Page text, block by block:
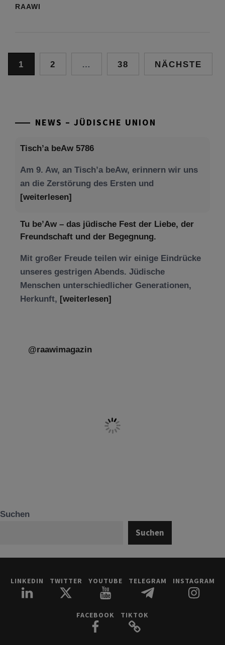
RAAWI
Seitennummerierung
1 2 … 38 NÄCHSTE
NEWS – JÜDISCHE UNION
Tisch’a beAw 5786
Am 9. Aw, an Tisch’a beAw, erinnern wir uns
an die Zerstörung des Ersten und
[weiterlesen]
Tu be’Aw – das jüdische Fest der Liebe, der
Freundschaft und der Begegnung.
Mit großer Freude teilen wir einige Eindrücke
unseres gestrigen Abends. Jüdische
Menschen unterschiedlicher Generationen,
Herkunft, [weiterlesen]
@raawimagazin
Suchen
Suchen
LINKEDIN TWITTER YOUTUBE TELEGRAM INSTAGRAM
FACEBOOK TIKTOK